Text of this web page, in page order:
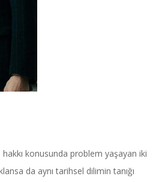
konusunda problem yaşayan iki
da aynı tarihsel dilimin tanığı